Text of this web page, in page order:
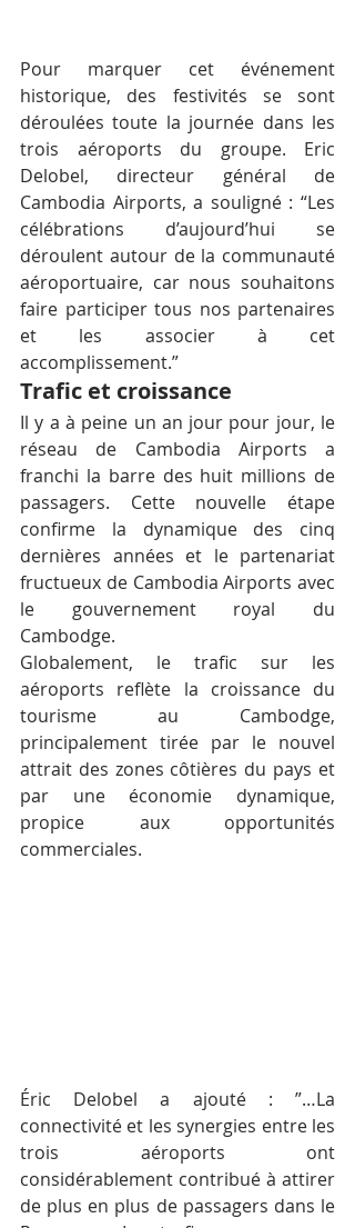
Pour marquer cet événement
historique, des festivités se sont
déroulées toute la journée dans les
trois aéroports du groupe. Eric
Delobel, directeur général de
Cambodia Airports, a souligné : “Les
célébrations d’aujourd’hui se
déroulent autour de la communauté
aéroportuaire, car nous souhaitons
faire participer tous nos partenaires
et les associer à cet
accomplissement.”
Trafic et croissance
Il y a à peine un an jour pour jour, le
réseau de Cambodia Airports a
franchi la barre des huit millions de
passagers. Cette nouvelle étape
confirme la dynamique des cinq
dernières années et le partenariat
fructueux de Cambodia Airports avec
le gouvernement royal du
Cambodge.
Globalement, le trafic sur les
aéroports reflète la croissance du
tourisme au Cambodge,
principalement tirée par le nouvel
attrait des zones côtières du pays et
par une économie dynamique,
propice aux opportunités
commerciales.
Éric Delobel a ajouté : ”…La
connectivité et les synergies entre les
trois aéroports ont
considérablement contribué à attirer
de plus en plus de passagers dans le